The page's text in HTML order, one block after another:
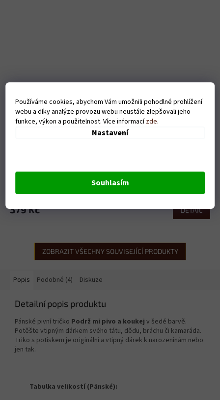
Používáme cookies, abychom Vám umožnili pohodlné prohlížení
webu a díky analýze provozu webu neustále zlepšovali jeho
funkce, výkon a použitelnost. Více informacízde.
Nastavení
Souhlasím
379 Kč DETAIL
ZOBRAZIT VŠECHNY SOUVISEJÍCÍ PRODUKTY
Popis Podobné (4) Diskuze
Detailní popis produktu
Pánské pivní tričko Podrž mi pivo a koukej v šedé barvě.
Potěšte vtipným dárkem svého tátu, dědu, bráchu či kamaráda.
Triko s potiskem je originální a vtipný dárek k narozeninám nebo
jen tak.
Tabulka velikostí (Pánské):